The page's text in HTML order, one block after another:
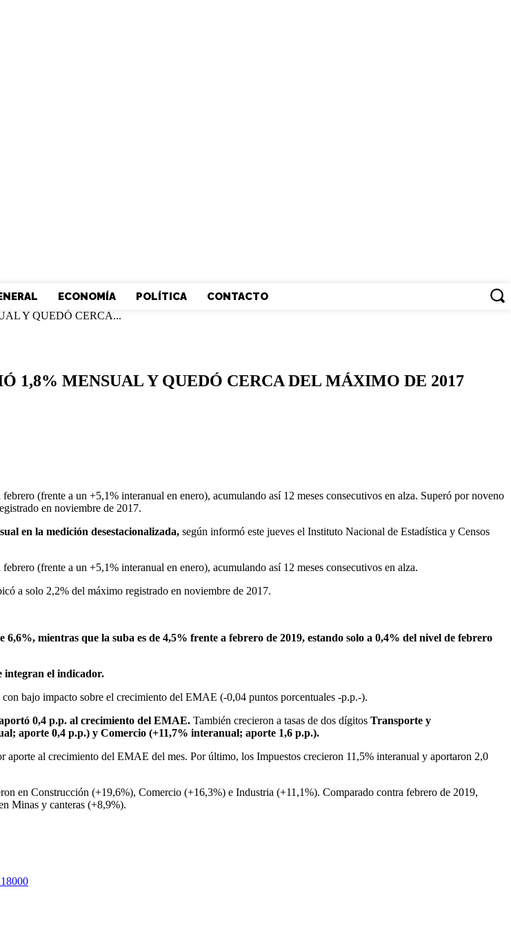
ECONOMÍA POLÍTICA CONTACTO
Y QUEDÓ CERCA...
1,8% MENSUAL Y QUEDÓ CERCA DEL MÁXIMO DE 2017
(frente a un +5,1% interanual en enero), acumulando así 12 meses consecutivos en alza. Superó por noveno
en noviembre de 2017.
en la medición desestacionalizada, según informó este jueves el Instituto Nacional de Estadística y Censos
(frente a un +5,1% interanual en enero), acumulando así 12 meses consecutivos en alza.
a solo 2,2% del máximo registrado en noviembre de 2017.
6,6%, mientras que la suba es de 4,5% frente a febrero de 2019, estando solo a 0,4% del nivel de febrero
integran el indicador.
con bajo impacto sobre el crecimiento del EMAE (-0,04 puntos porcentuales -p.p.-).
0,4 p.p. al crecimiento del EMAE. También crecieron a tasas de dos dígitos Transporte y
aporte 0,4 p.p.) y Comercio (+11,7% interanual; aporte 1,6 p.p.).
al crecimiento del EMAE del mes. Por último, los Impuestos crecieron 11,5% interanual y aportaron 2,0
en Construcción (+19,6%), Comercio (+16,3%) e Industria (+11,1%). Comparado contra febrero de 2019,
Minas y canteras (+8,9%).